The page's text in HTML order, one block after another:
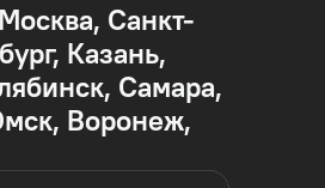
Санкт-
Казань,
Самара,
Воронеж,